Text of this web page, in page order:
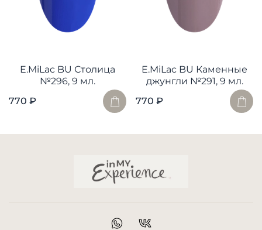
E.MiLac BU Столица
№296, 9 мл.
770 ₽
E.MiLac BU Каменные
джунгли №291, 9 мл.
770 ₽